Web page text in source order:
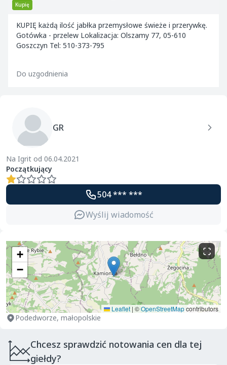
Kupię
KUPIĘ każdą ilość jabłka przemysłowe świeże i przerywkę.
Gotówka - przelew Lokalizacja: Olszamy 77, 05-610
Goszczyn Tel: 510-373-795
Do uzgodnienia
GR
Na Igrit od 06.04.2021
Początkujący
504 *** ***
Wyślij wiadomość
+
−
Leaflet | ©OpenStreetMapcontributors
Podedworze, małopolskie
Chcesz sprawdzić notowania cen dla tej
giełdy?